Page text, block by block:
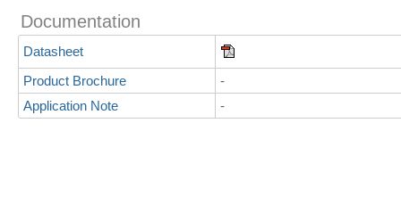
Documentation
Datasheet
Product Brochure
-
Application Note
-